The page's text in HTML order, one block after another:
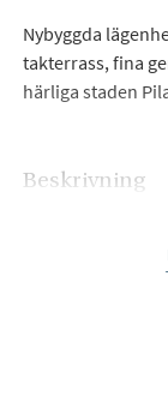
Nybyggda
takterrass, fina
härliga staden
Beskrivning
i den vackra